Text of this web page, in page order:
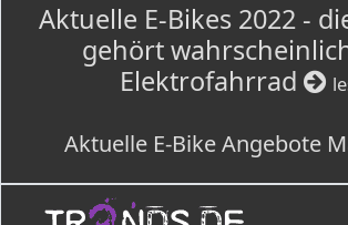
Aktuelle E-Bikes 2022 -
gehört
Elektrofahrrad
Aktuelle E-Bike Angebote